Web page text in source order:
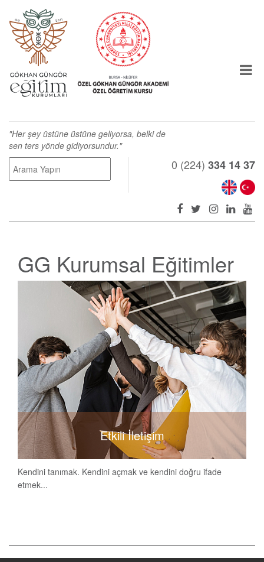
"Her şey üstüne üstüne geliyorsa, belki de
sen ters yönde gidiyorsundur."
0 (224) 334 14 37
GG Kurumsal Eğitimler
Etkili İletişim
Kendini tanımak. Kendini açmak ve kendini doğru ifade
etmek...